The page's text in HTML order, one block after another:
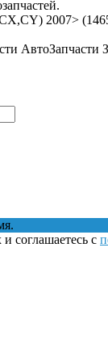
2007>
АвтоЗапчасти
соглашаетесь с